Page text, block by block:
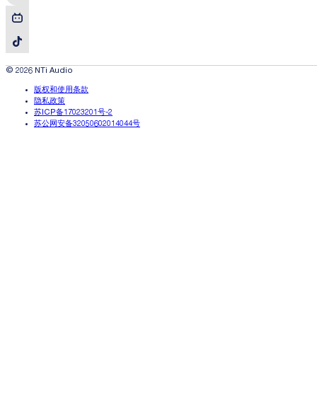
© 2026 NTi Audio
版权和使用条款
隐私政策
苏ICP备17023201号-2
苏公网安备32050602014044号